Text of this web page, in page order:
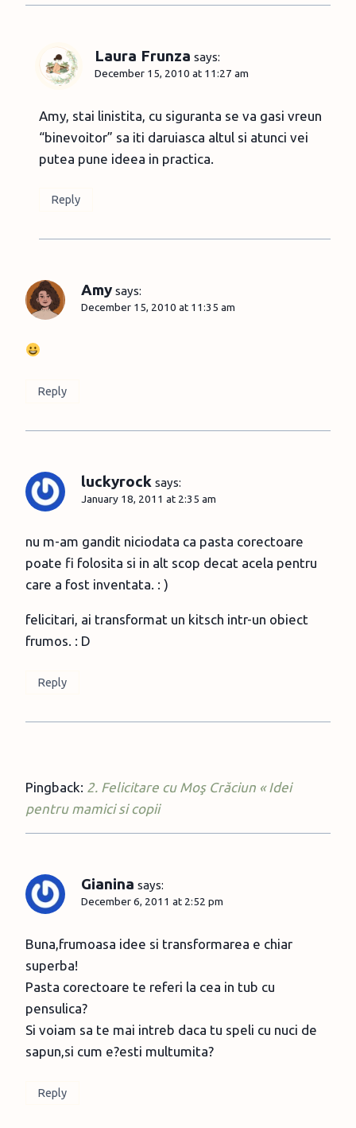
Laura Frunza says:
December 15, 2010 at 11:27 am
Amy, stai linistita, cu siguranta se va gasi vreun
“binevoitor” sa iti daruiasca altul si atunci vei
putea pune ideea in practica.
Reply
Amy says:
December 15, 2010 at 11:35 am
Reply
luckyrock says:
January 18, 2011 at 2:35 am
nu m-am gandit niciodata ca pasta corectoare
poate fi folosita si in alt scop decat acela pentru
care a fost inventata. : )
felicitari, ai transformat un kitsch intr-un obiect
frumos. : D
Reply
Pingback: 2. Felicitare cu Moş Crăciun « Idei
pentru mamici si copii
Gianina says:
December 6, 2011 at 2:52 pm
Buna,frumoasa idee si transformarea e chiar
superba!
Pasta corectoare te referi la cea in tub cu
pensulica?
Si voiam sa te mai intreb daca tu speli cu nuci de
sapun,si cum e?esti multumita?
Reply